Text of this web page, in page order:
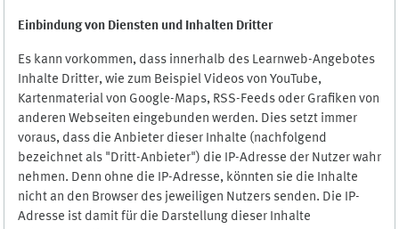
Einbindung von Diensten und Inhalten Dritter
Es kann vorkommen, dass innerhalb des Learnweb-Angebotes
Inhalte Dritter, wie zum Beispiel Videos von YouTube,
Kartenmaterial von Google-Maps, RSS-Feeds oder Grafiken von
anderen Webseiten eingebunden werden. Dies setzt immer
voraus, dass die Anbieter dieser Inhalte (nachfolgend
bezeichnet als "Dritt-Anbieter") die IP-Adresse der Nutzer wahr
nehmen. Denn ohne die IP-Adresse, könnten sie die Inhalte
nicht an den Browser des jeweiligen Nutzers senden. Die IP-
Adresse ist damit für die Darstellung dieser Inhalte